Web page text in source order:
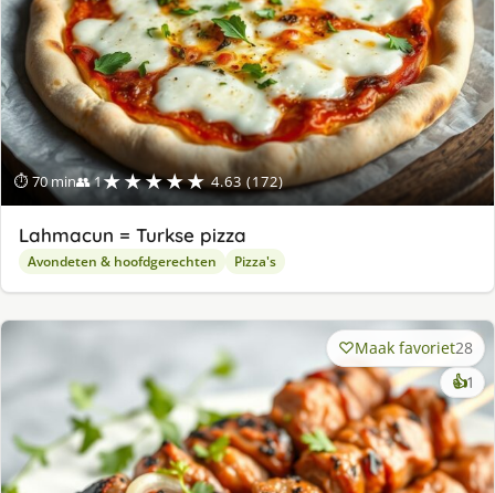
⏱ 70 min👥 1★★★★★ 4.63 (172)
Lahmacun = Turkse pizza
Avondeten & hoofdgerechten Pizza's
Maak favoriet28
👍1